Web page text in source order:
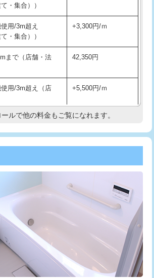
・集合））
用/3m超え
・集合））
+3,300円/ｍ
まで（店舗・法
42,350円
用/3m超え（店
+5,500円/ｍ
現地調査
まで
/3m超え
33,000円
8,800円
水処理・清掃・修
工など（軽作業）
水処理・清掃・修
22,000円
ールで他の料金もご覧になれます。